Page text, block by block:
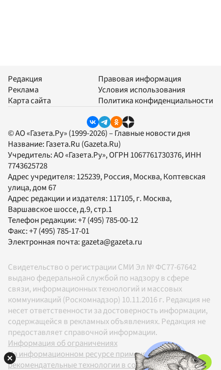
Редакция
Реклама
Карта сайта
Правовая информация
Условия использования
Политика конфиденциальности
© АО «Газета.Ру» (1999-2026) – Главные новости дня
Название: Газета.Ru (Gazeta.Ru)
Учредитель:АО «Газета.Ру», ОГРН 1067761730376, ИНН
7743625728
Адрес учредителя: 125239, Россия, Москва, Коптевская
улица, дом 67
Адрес редакции и издателя: 117105, г. Москва,
Варшавское шоссе, д.9, стр.1
Телефон редакции:+7 (495) 785-00-12
Факс:+7 (495) 785-17-01
Электронная почта:gazeta@gazeta.ru
Свидетельство о регистрации СМИ Эл № ФС77-67642
выдано федеральной службой по надзору в сфере
связи, информационных технологий и массовых
коммуникаций (Роскомнадзор) 10.11.2016 г. Редакция не
несет ответственности за достоверность информации,
содержащейся в рекламных объявлениях. Редакция не
предоставляет справочной информации.
Информация об ограничениях
На информационном ресурсе применяются
рекомендательные технологии в соответствии с